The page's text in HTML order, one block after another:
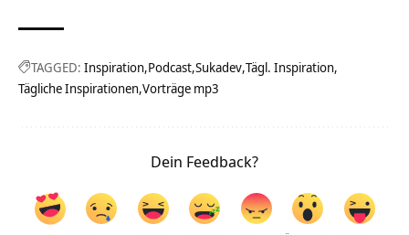
TAGGED: Inspiration Podcast Sukadev Tägl. Inspiration
Tägliche Inspirationen Vorträge mp3
Dein Feedback?